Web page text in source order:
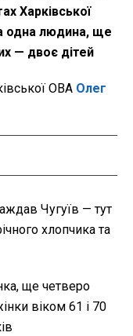
Харківської
одна людина, ще
— двоє дітей
ОВА Олег
Чугуїв — тут
хлопчика та
ще четверо
віком 61 і 70